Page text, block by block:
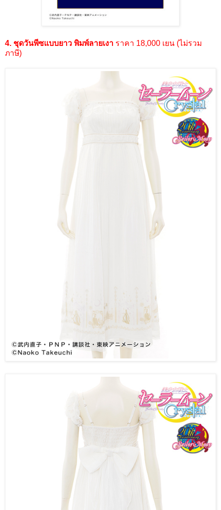
4. ชุดวันพีซแบบยาว พิมพ์ลายเงา ราคา 18,000 เยน (ไม่รวม
ภาษี)